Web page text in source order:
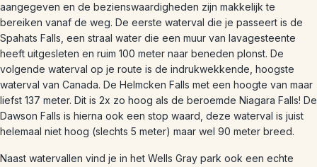
aangegeven en de bezienswaardigheden zijn makkelijk te
bereiken vanaf de weg. De eerste waterval die je passeert is de
Spahats Falls, een straal water die een muur van lavagesteente
heeft uitgesleten en ruim 100 meter naar beneden plonst. De
volgende waterval op je route is de indrukwekkende, hoogste
waterval van Canada. De Helmcken Falls met een hoogte van maar
liefst 137 meter. Dit is 2x zo hoog als de beroemde Niagara Falls! De
Dawson Falls is hierna ook een stop waard, deze waterval is juist
helemaal niet hoog (slechts 5 meter) maar wel 90 meter breed.
Naast watervallen vind je in het Wells Gray park ook een echte